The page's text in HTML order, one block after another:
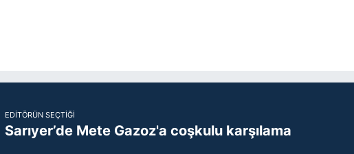
EDITÖRÜN SEÇTIĞI
Sarıyer’de Mete Gazoz'a coşkulu karşılama